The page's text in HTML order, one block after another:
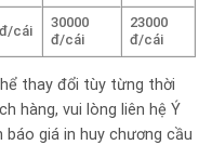
cái
30000
đ/cái
23000
đ/cái
thay đổi tùy từng thời
hàng, vui lòng liên hệ Ý
giá in huy chương cầu